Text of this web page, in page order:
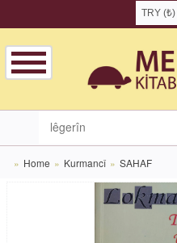
TRY (₺)
EUR (€)
TRY (₺)
GBP (£)
Home Kurmancî SAHAF